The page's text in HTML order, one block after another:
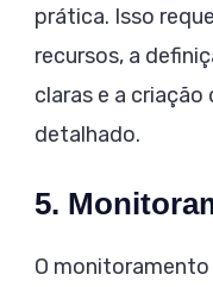
prática. Isso
recursos, a
claras e a criação
detalhado.
5.
O